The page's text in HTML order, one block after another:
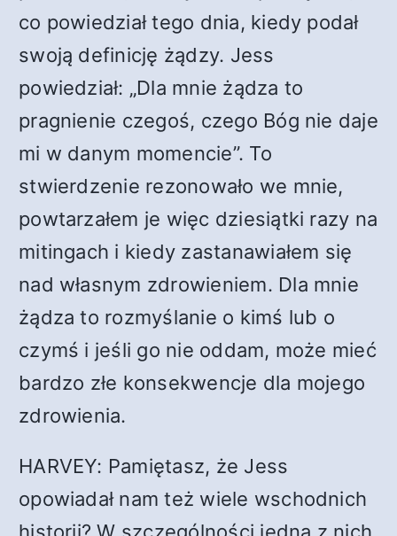
co powiedział tego dnia, kiedy podał
swoją definicję żądzy. Jess
powiedział: „Dla mnie żądza to
pragnienie czegoś, czego Bóg nie daje
mi w danym momencie”. To
stwierdzenie rezonowało we mnie,
powtarzałem je więc dziesiątki razy na
mitingach i kiedy zastanawiałem się
nad własnym zdrowieniem. Dla mnie
żądza to rozmyślanie o kimś lub o
czymś i jeśli go nie oddam, może mieć
bardzo złe konsekwencje dla mojego
zdrowienia.
HARVEY: Pamiętasz, że Jess
opowiadał nam też wiele wschodnich